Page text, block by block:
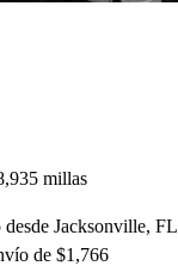
millas
Jacksonville, FL
de $1,766